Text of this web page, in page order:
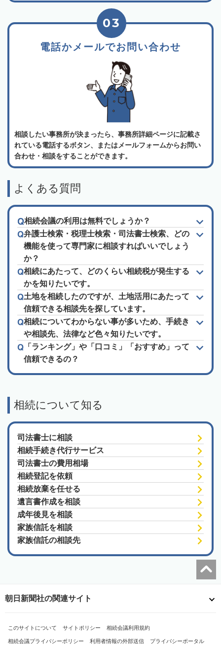
電話かメールでお問い合わせ
03
相談したい事務所が決まったら、事務所詳細ページに記載さ
れている電話するボタン、またはメールフォームからお問い
合わせ・相談をすることができます。
よくある質問
相続会議の利用は無料でしょうか？
弁護士検索・税理士検索・司法書士検索、どの
機能を使って専門家に相談すればいいでしょう
か？
相続にあたって、どのくらい相続税が発生する
かを知りたいです。
土地を相続したのですが、土地活用にあたって
信頼できる相談先を探しています。
相続についてわからない事が多いため、手続き
や相談先、法律など色々知りたいです。
「ランキング」や「口コミ」「おすすめ」って
信頼できるの？
相続について知る
司法書士に相談
相続手続き代行サービス
司法書士の費用相場
相続登記を依頼
相続放棄を任せる
遺言書作成を相談
成年後見を相談
家族信託を相談
家族信託の相談先
朝日新聞社の関連サイト
このサイトについて サイトポリシー 相続会議利用規約
相続会議プライバシーポリシー 利用者情報の外部送信 プライバシーポータル